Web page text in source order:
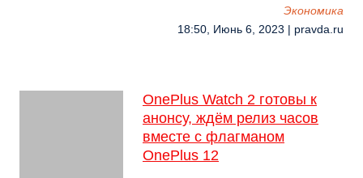
Экономика
18:50, Июнь 6, 2023 | pravda.ru
OnePlus Watch 2 готовы к
анонсу, ждём релиз часов
вместе с флагманом
OnePlus 12